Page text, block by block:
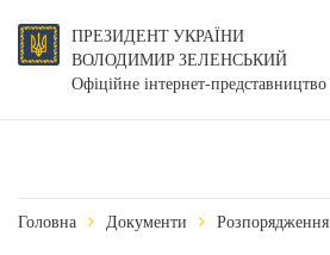
ПРЕЗИДЕНТ УКРАЇНИ
ВОЛОДИМИР ЗЕЛЕНСЬКИЙ
Офіційне інтернет-представництво
Головна Документи Розпорядження